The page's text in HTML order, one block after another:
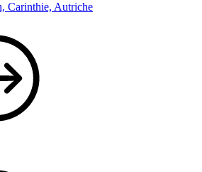
Carinthie, Autriche